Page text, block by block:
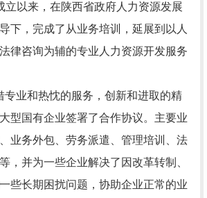
立以来，在陕西省政府人力资源发展
下，完成了从业务培训，延展到以人
律咨询为辅的专业人力资源开发服务
专业和热忱的服务，创新和进取的精
型国有企业签署了合作协议。主要业
业务外包、劳务派遣、管理培训、法
，并为一些企业解决了因改革转制、
些长期困扰问题，协助企业正常的业